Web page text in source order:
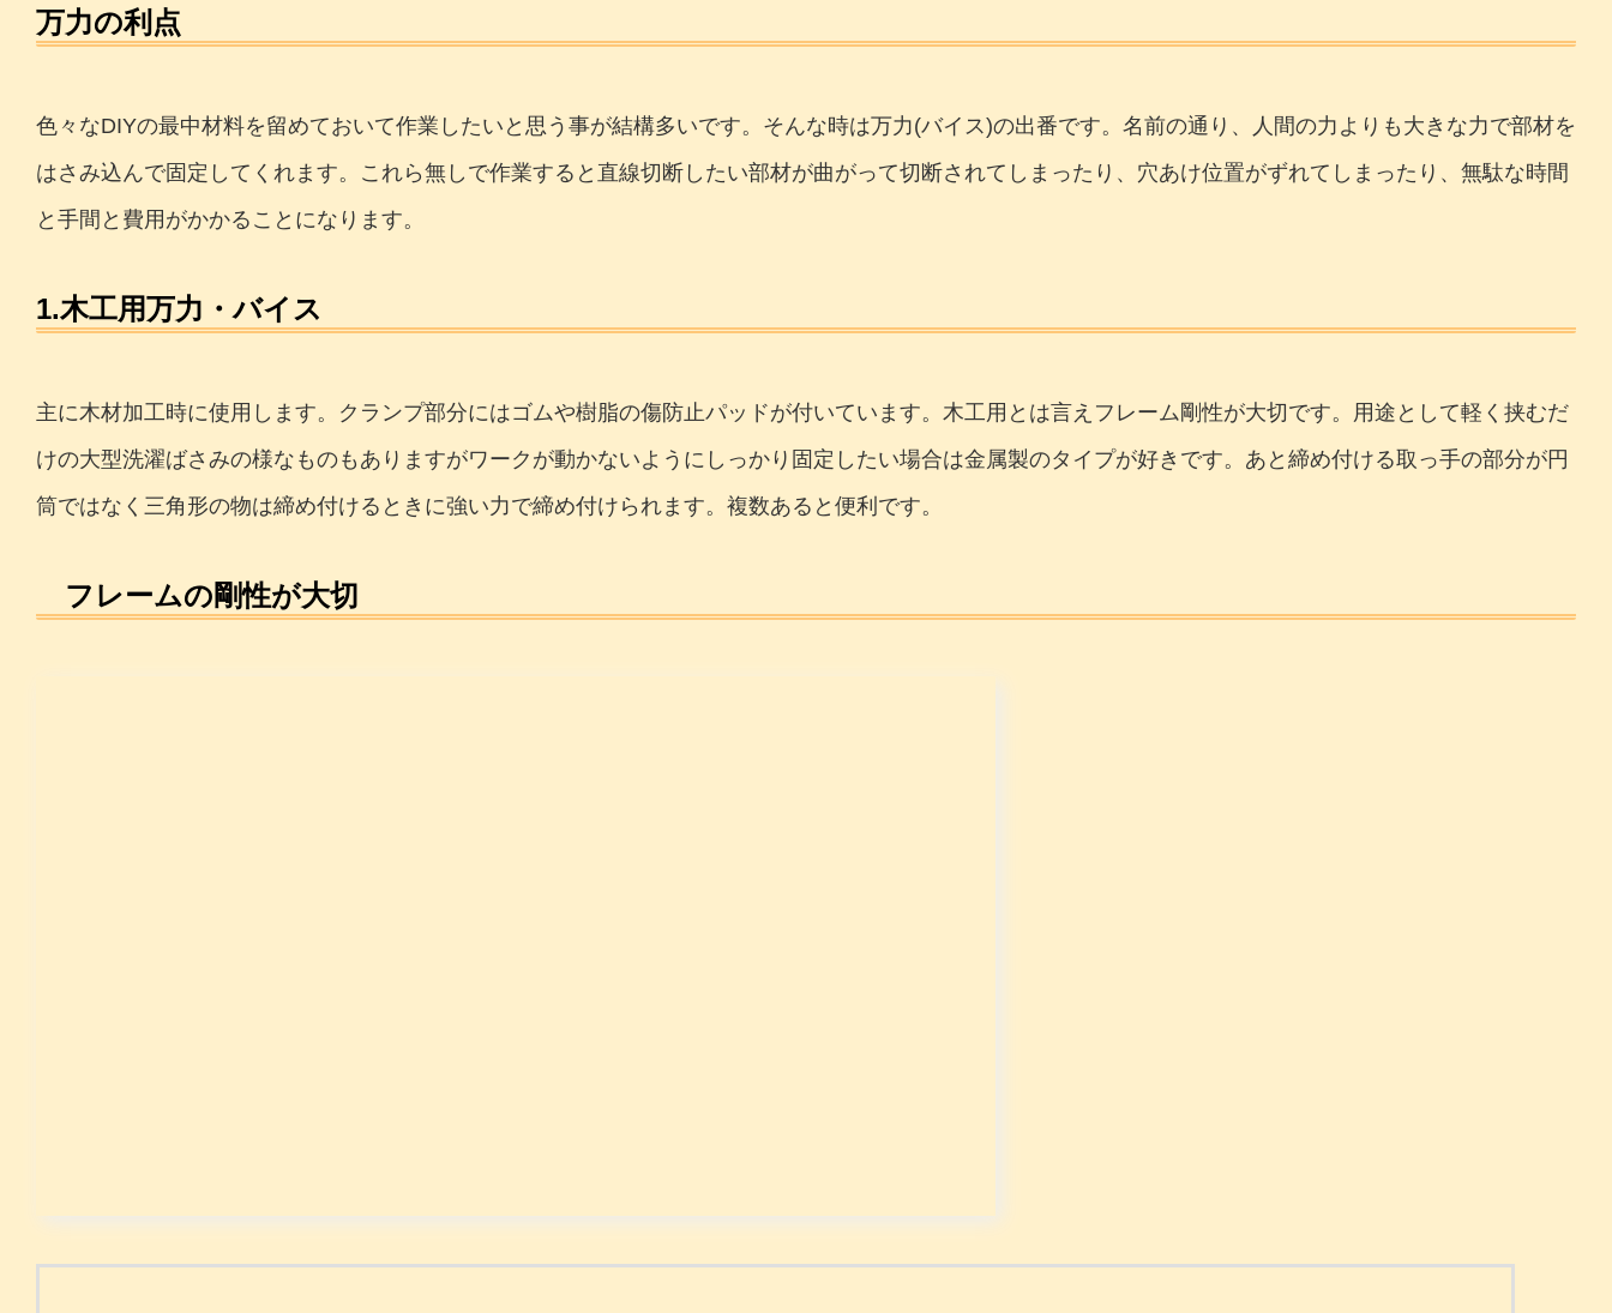
万力の利点
色々なDIYの最中材料を留めておいて作業したいと思う事が結構多いです。そんな時は万力(バイス)の出番です。名前の通り、人間の力よりも大きな力で部材を
はさみ込んで固定してくれます。これら無しで作業すると直線切断したい部材が曲がって切断されてしまったり、穴あけ位置がずれてしまったり、無駄な時間
と手間と費用がかかることになります。
1.木工用万力・バイス
主に木材加工時に使用します。クランプ部分にはゴムや樹脂の傷防止パッドが付いています。木工用とは言えフレーム剛性が大切です。用途として軽く挟むだ
けの大型洗濯ばさみの様なものもありますがワークが動かないようにしっかり固定したい場合は金属製のタイプが好きです。あと締め付ける取っ手の部分が円
筒ではなく三角形の物は締め付けるときに強い力で締め付けられます。複数あると便利です。
フレームの剛性が大切